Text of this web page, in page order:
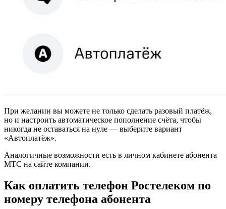
При желании вы можете не только сделать разовый платёж,
но и настроить автоматическое пополнение счёта, чтобы
никогда не оставаться на нуле — выберите вариант
«Автоплатёж».
Аналогичные возможности есть в личном кабинете абонента
МТС на сайте компании.
Как оплатить телефон Ростелеком по
номеру телефона абонента